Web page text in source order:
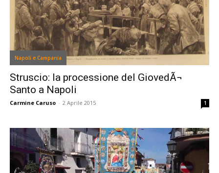
Napoli e Campania
Struscio: la processione del GiovedÃ¬
Santo a Napoli
Carmine Caruso - 2 Aprile 2015 1